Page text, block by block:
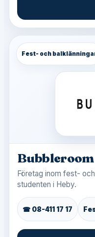
Fest- och
Bubbleroom
Företag inom fest-
studenten i Heby.
☎ 08-411 17 17